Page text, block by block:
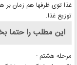
غذا توی ظرفها هم زمان
توزیع غذا.
این مطلب را حتما
مرحله هشتم :